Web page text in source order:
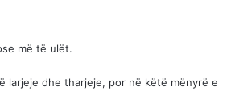
më të ulët.
larjeje dhe tharjeje, por në këtë mënyrë e